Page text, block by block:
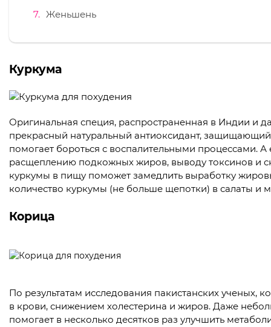
Женьшень
Куркума
Оригинальная специя, распространенная в Индии и
прекрасный натуральный антиоксидант,
помогает бороться с воспалительными процессами.
расщеплению подкожных жиров, выводу токсинов и
куркумы в пищу поможет замедлить выработку
количество куркумы (не больше щепотки) в салаты и
Корица
По результатам исследования пакистанских ученых,
в крови, снижением холестерина и жиров. Даже
помогает в несколько десятков раз улучшить